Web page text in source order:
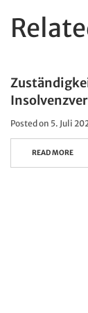
Posted on 5. Juli
READ MORE